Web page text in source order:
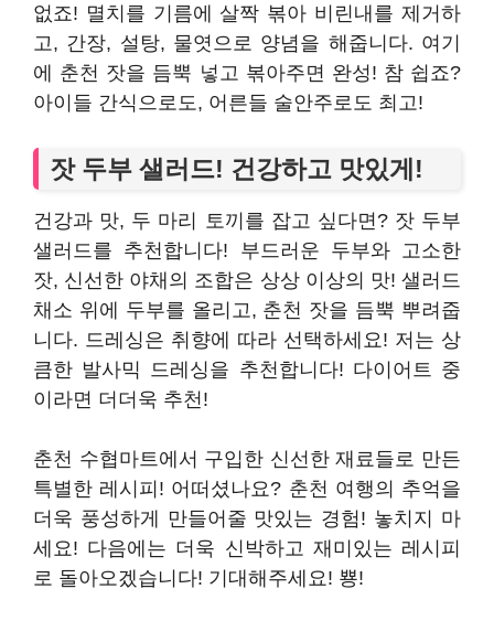
없죠! 멸치를 기름에 살짝 볶아 비린내를 제거하
고, 간장, 설탕, 물엿으로 양념을 해줍니다. 여기
에 춘천 잣을 듬뿍 넣고 볶아주면 완성! 참 쉽죠?
아이들 간식으로도, 어른들 술안주로도 최고!
잣 두부 샐러드! 건강하고 맛있게!
건강과 맛, 두 마리 토끼를 잡고 싶다면? 잣 두부
샐러드를 추천합니다! 부드러운 두부와 고소한
잣, 신선한 야채의 조합은 상상 이상의 맛! 샐러드
채소 위에 두부를 올리고, 춘천 잣을 듬뿍 뿌려줍
니다. 드레싱은 취향에 따라 선택하세요! 저는 상
큼한 발사믹 드레싱을 추천합니다! 다이어트 중
이라면 더더욱 추천!
춘천 수협마트에서 구입한 신선한 재료들로 만든
특별한 레시피! 어떠셨나요? 춘천 여행의 추억을
더욱 풍성하게 만들어줄 맛있는 경험! 놓치지 마
세요! 다음에는 더욱 신박하고 재미있는 레시피
로 돌아오겠습니다! 기대해주세요! 뿅!